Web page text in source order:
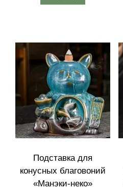
Подставка для
конусных благовоний
«Манэки-неко»